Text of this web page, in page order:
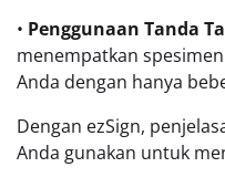
• Penggunaan Tanda
menempatkan
Anda dengan hanya
Dengan ezSign,
Anda gunakan untuk